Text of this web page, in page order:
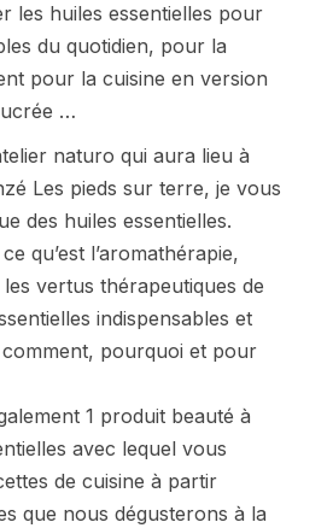
les huiles essentielles pour
du quotidien, pour la
pour la cuisine en version
…
naturo qui aura lieu à
Les pieds sur terre, je vous
des huiles essentielles.
qu’est l’aromathérapie,
vertus thérapeutiques de
indispensables et
pourquoi et pour
1 produit beauté à
avec lequel vous
de cuisine à partir
que nous dégusterons à la